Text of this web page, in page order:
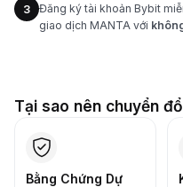
3
Đăng ký tài khoản Bybit
giao dịch MANTA với
Tại sao nên chuyển
Bằng Chứng Dự